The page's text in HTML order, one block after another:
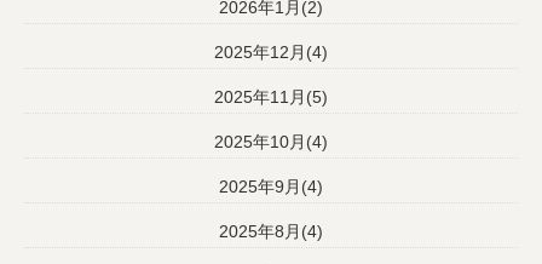
2026年1月(2)
2025年12月(4)
2025年11月(5)
2025年10月(4)
2025年9月(4)
2025年8月(4)